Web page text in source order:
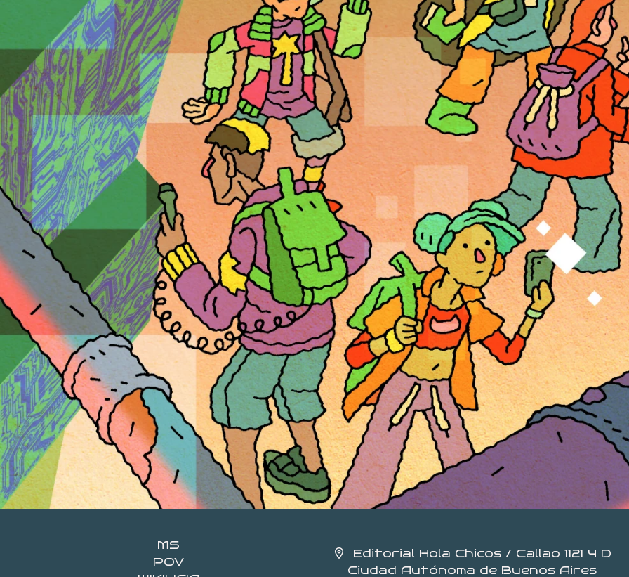
MS
POV
Editorial Hola Chicos / Callao 1121 4 D
Ciudad Autónoma de Buenos Aires